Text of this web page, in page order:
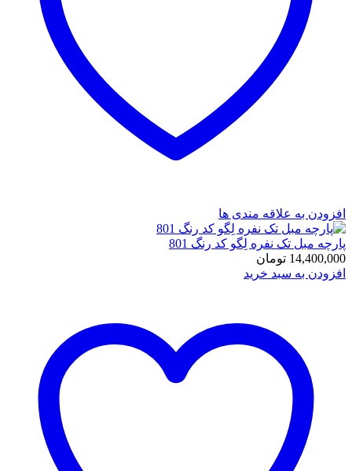
افزودن به علاقه مندی ها
پارچه مبل تک نفره لِگو کد رنگ 801
14,400,000 تومان
افزودن به سبد خرید